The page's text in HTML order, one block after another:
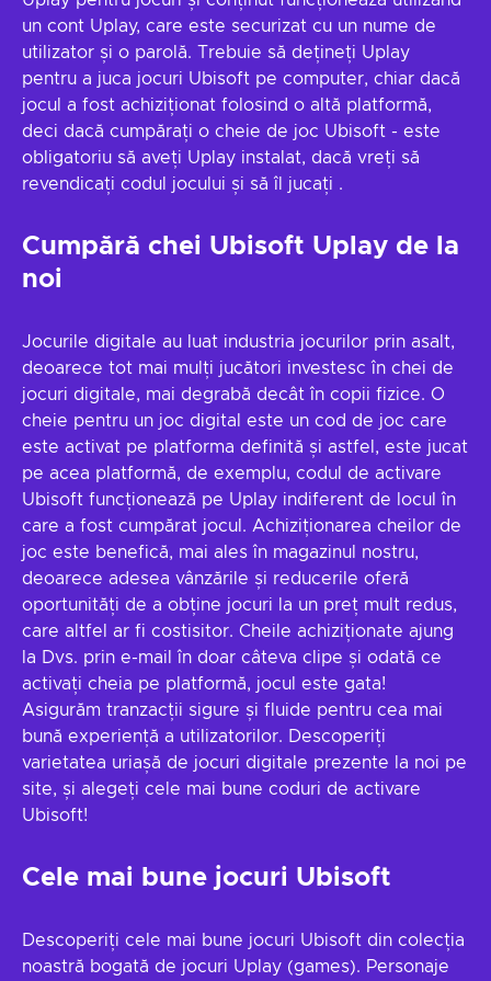
un cont Uplay, care este securizat cu un nume de
utilizator și o parolă. Trebuie să dețineți Uplay
pentru a juca jocuri Ubisoft pe computer, chiar dacă
jocul a fost achiziționat folosind o altă platformă,
deci dacă cumpărați o cheie de joc Ubisoft - este
obligatoriu să aveți Uplay instalat, dacă vreți să
revendicați codul jocului și să îl jucați .
Cumpără chei Ubisoft Uplay de la
noi
Jocurile digitale au luat industria jocurilor prin asalt,
deoarece tot mai mulți jucători investesc în chei de
jocuri digitale, mai degrabă decât în copii fizice. O
cheie pentru un joc digital este un cod de joc care
este activat pe platforma definită și astfel, este jucat
pe acea platformă, de exemplu, codul de activare
Ubisoft funcționează pe Uplay indiferent de locul în
care a fost cumpărat jocul. Achiziționarea cheilor de
joc este benefică, mai ales în magazinul nostru,
deoarece adesea vânzările și reducerile oferă
oportunități de a obține jocuri la un preț mult redus,
care altfel ar fi costisitor. Cheile achiziționate ajung
la Dvs. prin e-mail în doar câteva clipe și odată ce
activați cheia pe platformă, jocul este gata!
Asigurăm tranzacții sigure și fluide pentru cea mai
bună experiență a utilizatorilor. Descoperiți
varietatea uriașă de jocuri digitale prezente la noi pe
site, și alegeți cele mai bune coduri de activare
Ubisoft!
Cele mai bune jocuri Ubisoft
Descoperiți cele mai bune jocuri Ubisoft din colecția
noastră bogată de jocuri Uplay (games). Personaje